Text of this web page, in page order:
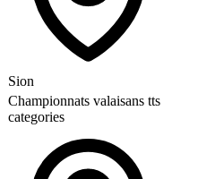
Sion
Championnats valaisans tts
categories